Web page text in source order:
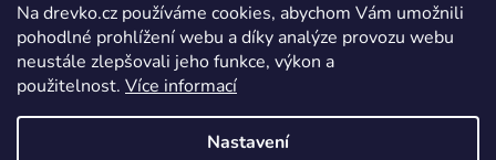
Na drevko.cz používáme cookies, abychom Vám umožnili
pohodlné prohlížení webu a díky analýze provozu webu
neustále zlepšovali jeho funkce, výkon a
použitelnost. Více informací
Nastavení